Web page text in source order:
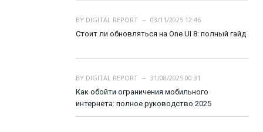
BY DIGITAL REPORT
03/11/2025 12:46
Стоит ли обновляться на One UI 8: полный гайд
BY DIGITAL REPORT
31/08/2025 00:31
Как обойти ограничения мобильного
интернета: полное руководство 2025